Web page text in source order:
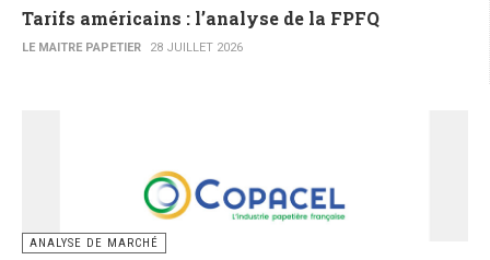
Tarifs américains : l’analyse de la FPFQ
LE MAITRE PAPETIER 28 JUILLET 2026
ANALYSE DE MARCHÉ